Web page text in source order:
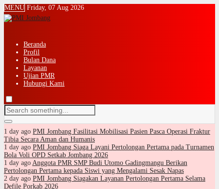
MENU Friday, 07 Aug 2026
Beranda
Profil
Bulan Dana
Layanan
Ujian PMR
Hubungi Kami
1 day ago PMI Jombang Fasilitasi Mobilisasi Pasien Pasca Operasi Fraktur
Tibia Secara Aman dan Humanis
1 day ago PMI Jombang Siaga Layani Pertolongan Pertama pada Turnamen
Bola Voli OPD Setkab Jombang 2026
1 day ago Anggota PMR SMP Budi Utomo Gadingmangu Berikan
Pertolongan Pertama kepada Siswi yang Mengalami Sesak Napas
2 day ago PMI Jombang Siagakan Layanan Pertolongan Pertama Selama
Defile Porkab 2026